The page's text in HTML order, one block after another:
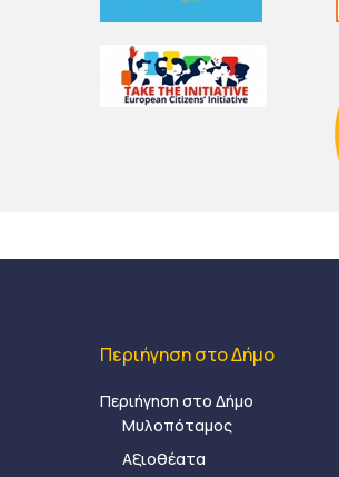
Περιήγηση στο Δήμο
Περιήγηση στο Δήμο
Μυλοπόταμος
Αξιοθέατα